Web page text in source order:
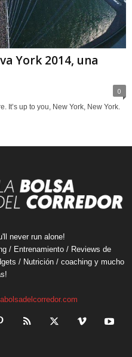
York 2014, una
0
It’s up to you, New York, New York.
never run alone!
/ Entrenamiento / Reviews de
/ Nutrición / coaching y mucho